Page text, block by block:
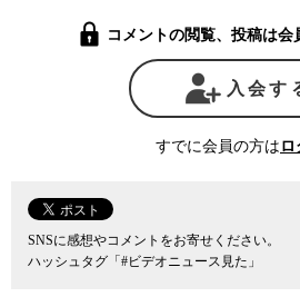
経済合理性、万が一事故が起きた場合の
査や審査、そして承認が必要だ。それを
が提出した資料や、それを受理した上で
経産省、資源エネルギー庁、３条委員会
要の役割を果たす原子力規制委員会など
した公文書の情報公開が必須となる。
しかし、行政機関に対する情報公開請
報公開クリアリングハウスの三木由希子
には電力会社による事故やトラブルの隠
コメントの閲覧、投稿は会
入会す
すでに会員の方は ロ
SNSに感想やコメントをお寄せください。
ハッシュタグ「#ビデオニュース見た」